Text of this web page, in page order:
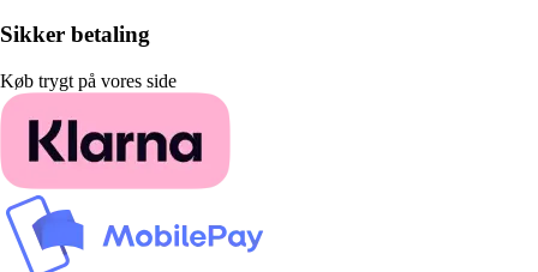
Sikker betaling
Køb trygt på vores side